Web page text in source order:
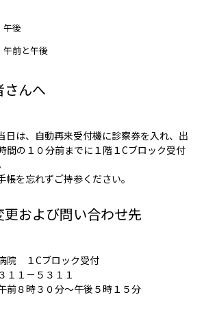
後
前と午後
んへ
日は、自動再来受付機に診察券を入れ、出
間の１０分前までに１階１Cブロック受付
を忘れずご持参ください。
および問い合わせ先
院 １Cブロック受付
１－５３１１
３０分～午後５時１５分